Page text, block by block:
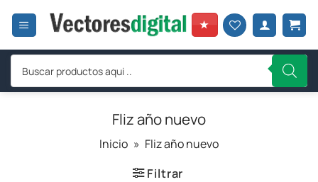
★
Búsqueda
productos
Fliz año nuevo
Inicio » Fliz año nuevo
Filtrar